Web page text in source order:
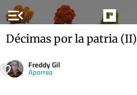
menu_open
Décimas por la patria (II)
Freddy Gil
Aporrea